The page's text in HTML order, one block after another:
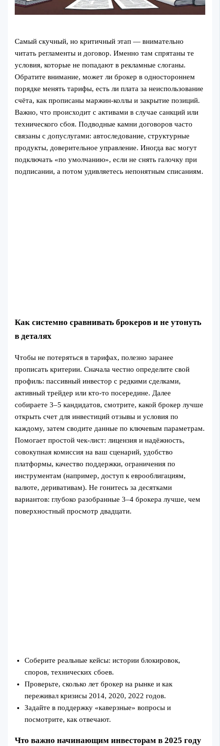
Самый скучный, но критичный этап — внимательно
читать регламенты и договор. Именно там спрятаны те
условия, которые не попадают в рекламные слоганы.
Обратите внимание, может ли брокер в одностороннем
порядке менять тарифы, есть ли плата за неиспользование
счёта, как прописаны маржин-коллы и закрытие позиций.
Важно, что происходит с активами в случае санкций или
технического сбоя. Подводные камни договоров часто
связаны с допуслугами: автоследование, структурные
продукты, доверительное управление. Иногда вас могут
подключать «по умолчанию», если не снять галочку при
подписании, а потом удивляетесь непонятным списаниям.
Как системно сравнивать брокеров и не утонуть
в деталях
Чтобы не потеряться в тарифах, полезно заранее
прописать критерии. Сначала честно определите свой
профиль: пассивный инвестор с редкими сделками,
активный трейдер или кто-то посередине. Далее
собираете 3–5 кандидатов, смотрите, какой брокер лучше
открыть счет для инвестиций отзывы и условия по
каждому, затем сводите данные по ключевым параметрам.
Помогает простой чек-лист: лицензия и надёжность,
совокупная комиссия на ваш сценарий, удобство
платформы, качество поддержки, ограничения по
инструментам (например, доступ к еврооблигациям,
валюте, деривативам). Не гонитесь за десятками
вариантов: глубоко разобранные 3–4 брокера лучше, чем
поверхностный просмотр двадцати.
Соберите реальные кейсы: истории блокировок,
споров, технических сбоев.
Проверьте, сколько лет брокер на рынке и как
переживал кризисы 2014, 2020, 2022 годов.
Задайте в поддержку «каверзные» вопросы и
посмотрите, как отвечают.
Что важно начинающим инвесторам в 2025 году